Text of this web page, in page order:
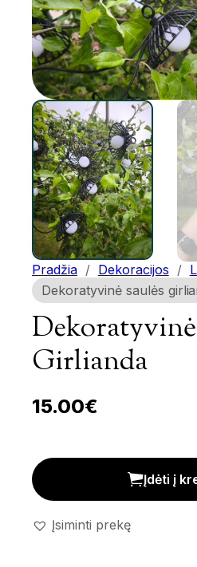
Pradžia / Dekoracijos /
Dekoratyvinė saulės
Girlianda
15.00€
Dekoratyvinė saulės
Įdėti į
Įsiminti prekę